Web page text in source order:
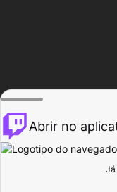
Abrir no
Já